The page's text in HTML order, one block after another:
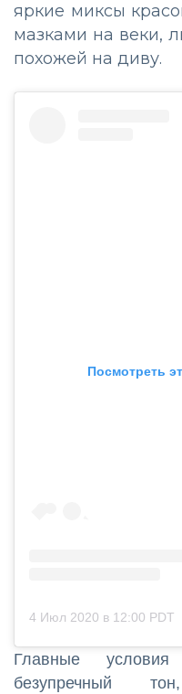
яркие миксы
мазками на веки,
похожей на диву.
Посмотреть
4 Июл 2020 в 12:00 PDT
Главные
безупречный